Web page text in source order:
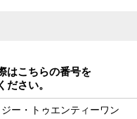
はこちらの番号を
ださい。
ー・トゥエンティーワン